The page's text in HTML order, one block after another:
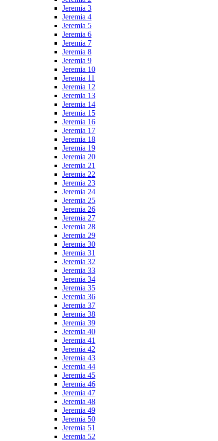
Jeremia 3
Jeremia 4
Jeremia 5
Jeremia 6
Jeremia 7
Jeremia 8
Jeremia 9
Jeremia 10
Jeremia 11
Jeremia 12
Jeremia 13
Jeremia 14
Jeremia 15
Jeremia 16
Jeremia 17
Jeremia 18
Jeremia 19
Jeremia 20
Jeremia 21
Jeremia 22
Jeremia 23
Jeremia 24
Jeremia 25
Jeremia 26
Jeremia 27
Jeremia 28
Jeremia 29
Jeremia 30
Jeremia 31
Jeremia 32
Jeremia 33
Jeremia 34
Jeremia 35
Jeremia 36
Jeremia 37
Jeremia 38
Jeremia 39
Jeremia 40
Jeremia 41
Jeremia 42
Jeremia 43
Jeremia 44
Jeremia 45
Jeremia 46
Jeremia 47
Jeremia 48
Jeremia 49
Jeremia 50
Jeremia 51
Jeremia 52